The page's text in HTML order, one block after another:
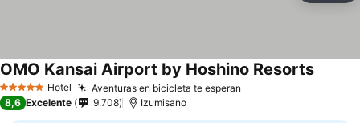
5 Estrellas Hotel Aventuras en bicicleta te esperan
OMO Kansai Airport by Hoshino Resorts
8,6 Excelente 9.708 Izumisano